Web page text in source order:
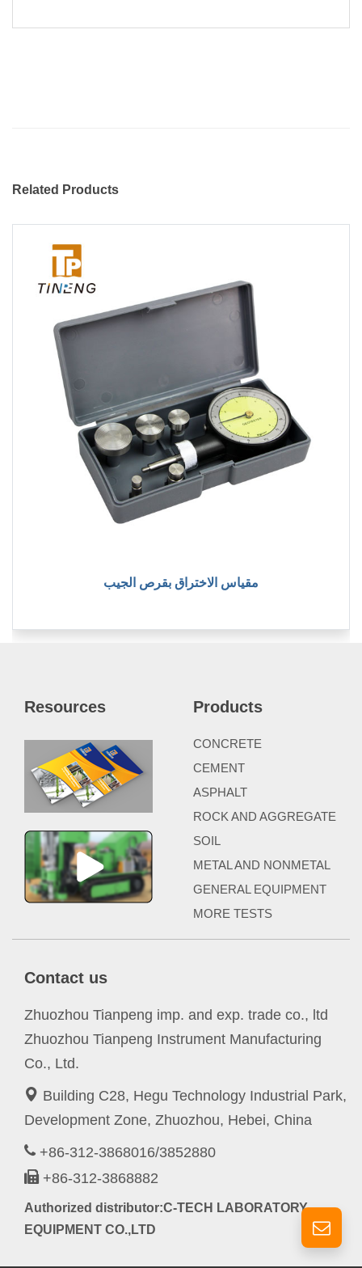
Related Products
مقياس الاختراق بقرص الجيب
Resources Products
CONCRETE
CEMENT
ASPHALT
ROCK AND AGGREGATE
SOIL
METAL AND NONMETAL
GENERAL EQUIPMENT
MORE TESTS
Contact us
Zhuozhou Tianpeng imp. and exp. trade co., ltd
Zhuozhou Tianpeng Instrument Manufacturing
Co., Ltd.
Building C28, Hegu Technology Industrial Park,
Development Zone, Zhuozhou, Hebei, China
+86-312-3868016/3852880
+86-312-3868882
Authorized distributor:C-TECH LABORATORY
EQUIPMENT CO.,LTD